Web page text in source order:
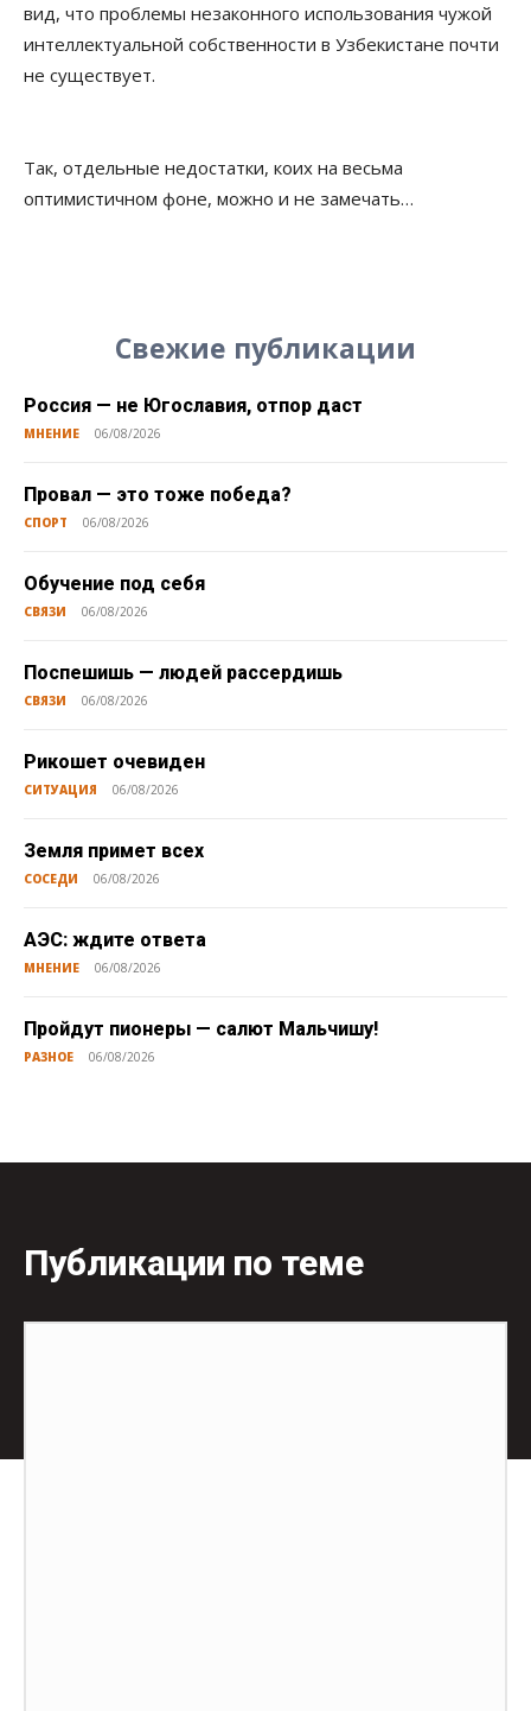
вид, что проблемы незаконного использования чужой
интеллектуальной собственности в Узбекистане почти
не существует.
Так, отдельные недостатки, коих на весьма
оптимистичном фоне, можно и не замечать…
Свежие публикации
Россия — не Югославия, отпор даст
МНЕНИЕ 06/08/2026
Провал — это тоже победа?
СПОРТ 06/08/2026
Обучение под себя
СВЯЗИ 06/08/2026
Поспешишь — людей рассердишь
СВЯЗИ 06/08/2026
Рикошет очевиден
СИТУАЦИЯ 06/08/2026
Земля примет всех
СОСЕДИ 06/08/2026
АЭС: ждите ответа
МНЕНИЕ 06/08/2026
Пройдут пионеры — салют Мальчишу!
РАЗНОЕ 06/08/2026
Публикации по теме